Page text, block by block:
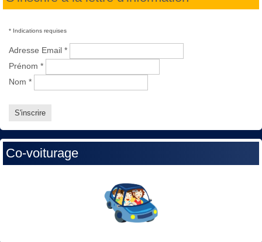
* Indications requises
Adresse Email *
Prénom *
Nom *
Co-voiturage